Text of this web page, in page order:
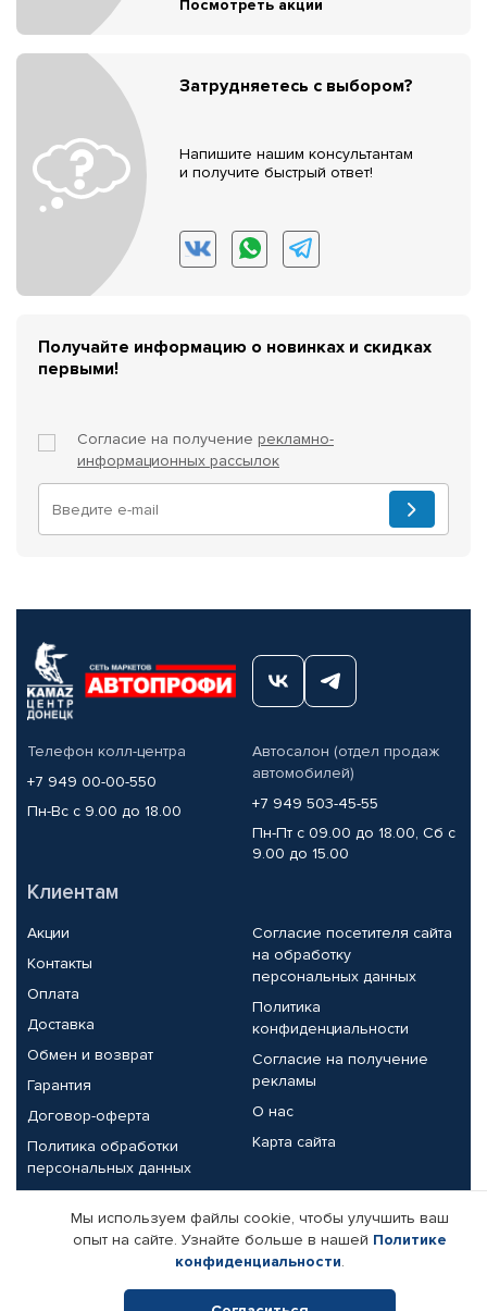
Посмотреть акции
Затрудняетесь с выбором?
Напишите нашим консультантам
и получите быстрый ответ!
Получайте информацию о новинках и скидках
первыми!
Согласие на получение рекламно-
информационных рассылок
Телефон колл-центра
+7 949 00-00-550
Пн-Вс с 9.00 до 18.00
Автосалон (отдел продаж
автомобилей)
+7 949 503-45-55
Пн-Пт с 09.00 до 18.00, Сб с
9.00 до 15.00
Клиентам
Акции
Контакты
Оплата
Доставка
Обмен и возврат
Гарантия
Договор-оферта
Политика обработки
персональных данных
Согласие посетителя сайта
на обработку
персональных данных
Политика
конфиденциальности
Согласие на получение
рекламы
О нас
Карта сайта
Партнерам
Корпоративным клиентам
Поставщикам
Реквизиты компании
Мы используем файлы cookie, чтобы улучшить ваш
опыт на сайте. Узнайте больше в нашей Политике
конфиденциальности.